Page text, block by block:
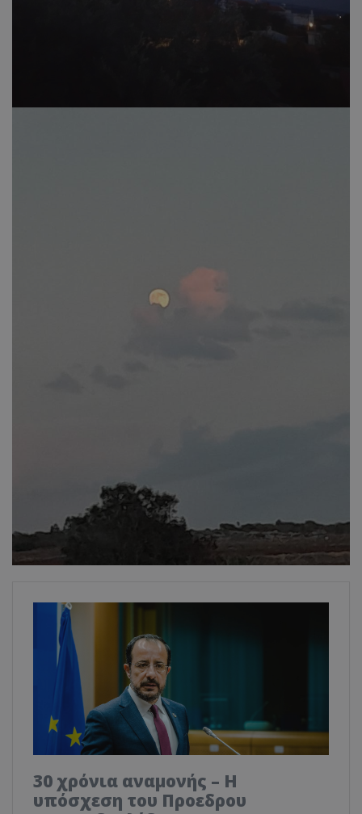
30 χρόνια αναμονής – Η
υπόσχεση του Προεδρου